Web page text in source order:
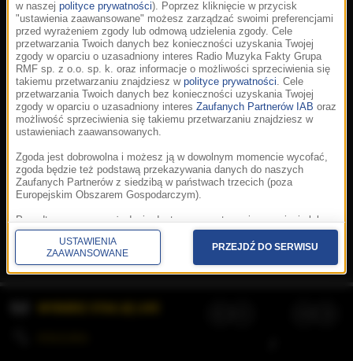
Korzystanie z portalu oznacza akceptację
Prywatność.Aplikacje.© 2026 Radio Muzyka
Fakty Grupa RMF sp. z o.o. sp. k.
w naszej polityce prywatności). Poprzez kliknięcie w przycisk
"ustawienia zaawansowane" możesz zarządzać swoimi preferencjami
przed wyrażeniem zgody lub odmową udzielenia zgody. Cele
przetwarzania Twoich danych bez konieczności uzyskania Twojej
zgody w oparciu o uzasadniony interes Radio Muzyka Fakty Grupa
RMF sp. z o.o. sp. k. oraz informacje o możliwości sprzeciwienia się
takiemu przetwarzaniu znajdziesz w polityce prywatności. Cele
przetwarzania Twoich danych bez konieczności uzyskania Twojej
zgody w oparciu o uzasadniony interes Zaufanych Partnerów IAB oraz
możliwość sprzeciwienia się takiemu przetwarzaniu znajdziesz w
ustawieniach zaawansowanych.
Zgoda jest dobrowolna i możesz ją w dowolnym momencie wycofać,
zgoda będzie też podstawą przekazywania danych do naszych
Zaufanych Partnerów z siedzibą w państwach trzecich (poza
Europejskim Obszarem Gospodarczym).
Ponadto masz prawo żądania dostępu, sprostowania, usunięcia lub
ograniczenia przetwarzania danych, a także złożenia skargi do
Prezesa Urzędu Ochrony Danych Osobowych. W polityce prywatności
znajdziesz informacje jak wykonać swoje prawa. Szczegółowe
informacje na temat przetwarzania Twoich danych znajdują się w
USTAWIENIA
ZAAWANSOWANE
PRZEJDŹ DO SERWISU